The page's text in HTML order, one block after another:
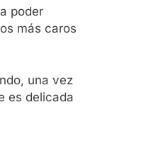
poder
más caros
una vez
es delicada